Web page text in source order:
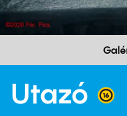
Utazó